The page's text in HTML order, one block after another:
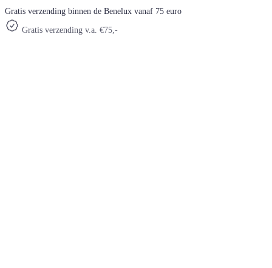
Gratis verzending binnen de Benelux vanaf 75 euro
Gratis verzending v.a. €75,-